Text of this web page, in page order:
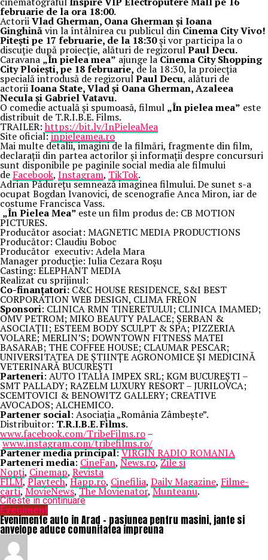
februarie de la ora 18:00.
ActoriiVlad Gherman, Oana Gherman și Ioana
Ginghinăvin la întâlnirea cu publicul din Cinema City Vivo!
Pitești pe 17 februarie, de la 18:30și vor participa la o
discuție după proiecție, alături de regizorulPaul Decu.
Caravana „În pielea mea” ajunge laCinema City Shopping
City Ploiești, pe 18 februarie, de la 18:30, la proiecția
specială introdusă de regizorulPaul Decu, alături de
actoriiIoana State, Vlad și Oana Gherman, Azaleea
Necula și Gabriel Vatavu.
O comedie actuală și spumoasă, filmul „În pielea mea” este
distribuit de T.R.I.B.E. Films.
TRAILER:https://bit.ly/InPieleaMea
Site oficial:inpieleamea.ro
Mai multe detalii, imagini de la filmări, fragmente din film,
declarații din partea actorilor și informații despre concursuri
sunt disponibile pe paginile social media ale filmului
de Facebook, Instagram, TikTok.
Adrian Pădurețu semnează imaginea filmului. De sunet s-a
ocupat Bogdan Ivanovici, de scenografie Anca Miron, iar de
costume Francisca Vass.
„În Pielea Mea” este un film produs de: CB MOTION
PICTURES.
Producător asociat: MAGNETIC MEDIA PRODUCTIONS
Producător: Claudiu Boboc
Producător executiv: Adela Mara
Manager producție: Iulia Cezara Roșu
Casting: ELEPHANT MEDIA
Realizat cu sprijinul:
Co-finanțatori: C&C HOUSE RESIDENCE, S&I BEST
CORPORATION WEB DESIGN, CLIMA FREON
Sponsori: CLINICA RMN TINERETULUI; CLINICA IMAMED;
OMV PETROM; MIKO BEAUTY PALACE; ȘERBAN &
ASOCIAȚII; ESTEEM BODY SCULPT & SPA; PIZZERIA
VOLARE; MERLIN’S; DOWNTOWN FITNESS MATEI
BASARAB; THE COFFEE HOUSE; CLAUMAR PESCAR;
UNIVERSITATEA DE ȘTIINȚE AGRONOMICE ȘI MEDICINĂ
VETERINARĂ BUCUREȘTI
Parteneri: AUTO ITALIA IMPEX SRL; KGM BUCUREȘTI –
SMT PALLADY; RAZELM LUXURY RESORT – JURILOVCA;
SCEMTOVICI & BENOWITZ GALLERY; CREATIVE
AVOCADOS; ALCHEMICO.
Partener social: Asociația „România Zâmbește”.
Distribuitor: T.R.I.B.E. Films.
www.facebook.com/TribeFilms.ro–
www.instagram.com/tribefilms.ro/
Partener media principal:VIRGIN RADIO ROMANIA
Parteneri media: CineFan, News.ro,Zile și
Nopți, Cinemap, Revista
FILM,Playtech,Happ.ro, Cinefilia, Daily Magazine, Filme-
carti,MovieNews,The Movienator,Munteanu.
Citeste in continuare
Eveniment
Evenimente auto in Arad – pasiunea pentru masini, jante si
anvelope aduce comunitatea impreuna